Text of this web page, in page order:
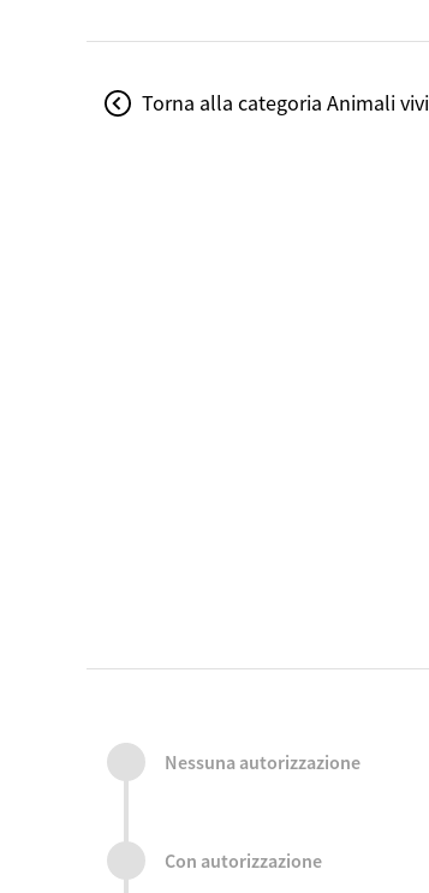
Torna alla categoria Animali vivi
Nessuna autorizzazione
Con autorizzazione